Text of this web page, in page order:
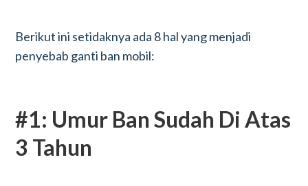
Berikut ini setidaknya ada 8 hal yang menjadi
penyebab ganti ban mobil:
#1: Umur Ban Sudah Di Atas
3 Tahun